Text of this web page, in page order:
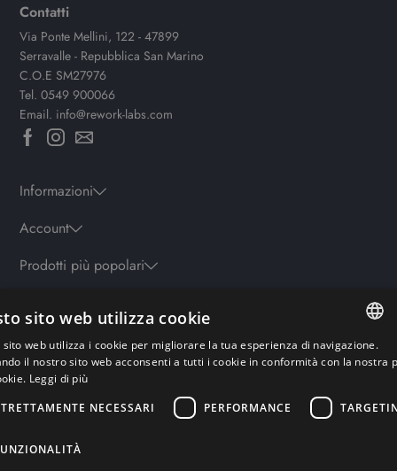
Contatti
Via Ponte Mellini, 122 - 47899
Serravalle - Repubblica San Marino
C.O.E SM27976
Tel.0549 900066
Email. info@rework-labs.com
Informazioni
Account
Prodotti più popolari
Orari
Lun-ven: 9.30-19.30 - Sab: 10-13 | 15.30-19.30 - Domenica: chiuso
Pagamenti sicuri
ITALIAN
GERMAN
sito web utilizza cookie
sito web utilizza i cookie per migliorare la tua esperienza di navigazione.
il nostro sito web acconsenti a tutti i cookie in conformità con la nostra
Leggi di più
NECESSARI
PERFORMANCE